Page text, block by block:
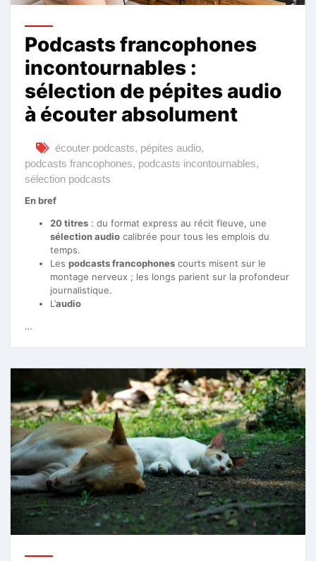
Podcasts francophones
incontournables :
sélection de pépites audio
à écouter absolument
écouter podcasts, pépites audio,
podcasts francophones, podcasts incontournables,
sélection podcasts
En bref
20 titres : du format express au récit fleuve, une
sélection audio calibrée pour tous les emplois du
temps.
Les podcasts francophones courts misent sur le
montage nerveux ; les longs parient sur la profondeur
journalistique.
L’audio
…